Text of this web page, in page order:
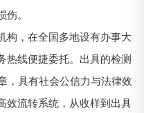
。
构，在全国多地设有办事大
热线便捷委托。出具的检测
，具有社会公信力与法律效
效流转系统，从收样到出具